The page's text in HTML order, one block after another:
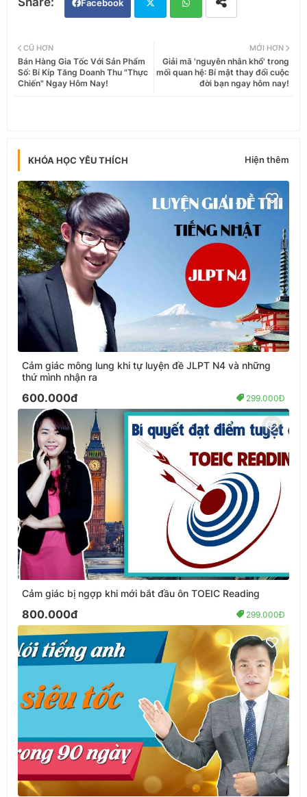
Facebook
tter ats
MỚI HƠN
Giải mã 'nguyên nhân khổ' trong
mối quan hệ: Bí mật thay đổi cuộc
đời bạn ngay hôm nay!
CŨ HƠN
Bán Hàng Gia Tốc Với Sản Phẩm
Số: Bí Kíp Tăng Doanh Thu "Thực
Chiến" Ngay Hôm Nay!
KHÓA HỌC YÊU THÍCH Hiện thêm
Cảm giác mông lung khi tự luyện đề JLPT N4 và những
thứ mình nhận ra
600.000đ 299.000Đ
Cảm giác bị ngợp khi mới bắt đầu ôn TOEIC Reading
800.000đ 299.000Đ